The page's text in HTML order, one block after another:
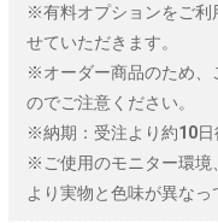
※有料オプションをご利
せていただきます。
※オーダー商品のため、
のでご注意ください。
※納期：受注より約10日
※ご使用のモニター環境
より実物と色味が異なっ